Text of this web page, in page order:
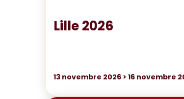
Lille 2026
13 novembre 2026 > 16 novembre